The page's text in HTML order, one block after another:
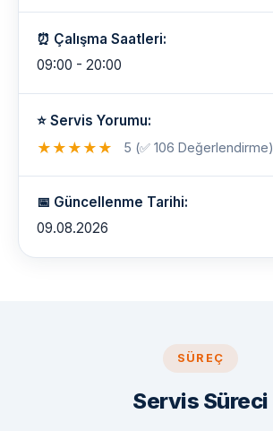
⏰ Çalışma Saatleri:
09:00 - 20:00
⭐ Servis Yorumu:
★ ★ ★ ★ ★ 5 (✅ 106 Değerlendirme)
📅 Güncellenme Tarihi:
09.08.2026
SÜREÇ
Servis Süreci